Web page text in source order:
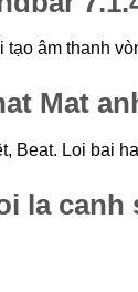
âm thanh
Mat
Loi bai
la canh